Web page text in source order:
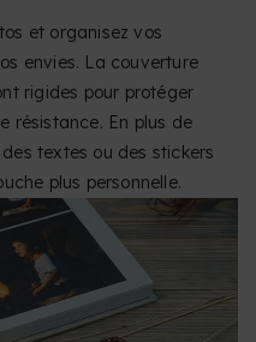
et organisez vos
envies. La couverture
rigides pour protéger
résistance. En plus de
textes ou des stickers
plus personnelle.